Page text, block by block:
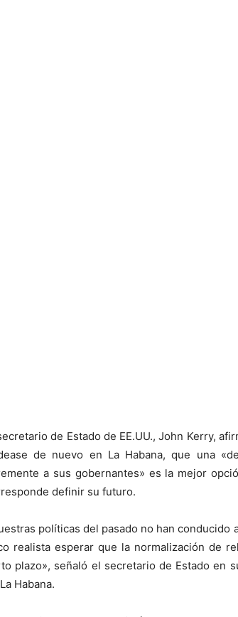
de Estado de EE.UU., John Kerry,
de nuevo en La Habana, que una
a sus gobernantes» es la mejor
definir su futuro.
políticas del pasado no han conducido
realista esperar que la normalización de
plazo», señaló el secretario de Estado en
Habana.